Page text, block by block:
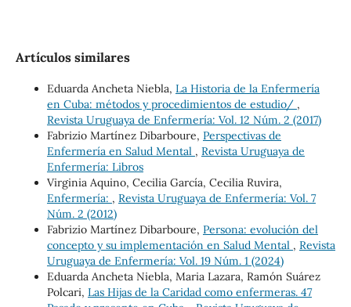
Artículos similares
Eduarda Ancheta Niebla, La Historia de la Enfermería
en Cuba: métodos y procedimientos de estudio/ ,
Revista Uruguaya de Enfermería: Vol. 12 Núm. 2 (2017)
Fabrizio Martínez Dibarboure, Perspectivas de
Enfermería en Salud Mental , Revista Uruguaya de
Enfermería: Libros
Virginia Aquino, Cecilia García, Cecilia Ruvira,
Enfermería: , Revista Uruguaya de Enfermería: Vol. 7
Núm. 2 (2012)
Fabrizio Martínez Dibarboure, Persona: evolución del
concepto y su implementación en Salud Mental , Revista
Uruguaya de Enfermería: Vol. 19 Núm. 1 (2024)
Eduarda Ancheta Niebla, Maria Lazara, Ramón Suárez
Polcari, Las Hijas de la Caridad como enfermeras. 47